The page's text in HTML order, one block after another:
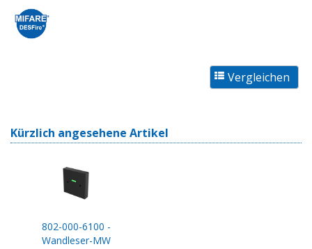
Kürzlich angesehene Artikel
802-000-6100 -
Wandleser-MW